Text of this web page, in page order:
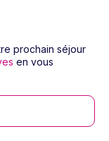
prochain séjour
en vous